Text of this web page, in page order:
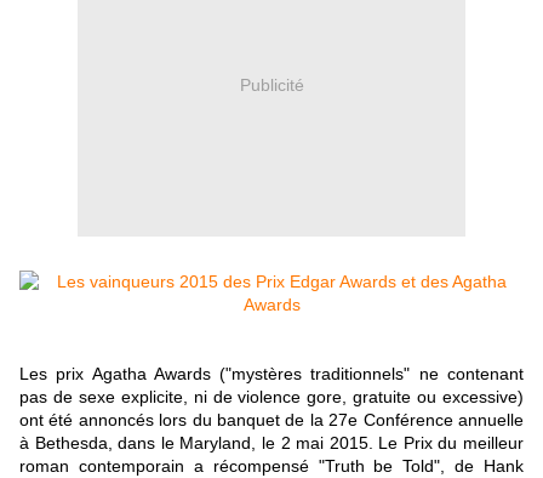
Publicité
Les prix Agatha Awards ("mystères traditionnels" ne contenant
pas de sexe explicite, ni de violence gore, gratuite ou excessive)
ont été annoncés lors du banquet de la 27e Conférence annuelle
à Bethesda, dans le Maryland, le 2 mai 2015. Le Prix du meilleur
roman contemporain a récompensé "Truth be Told", de Hank